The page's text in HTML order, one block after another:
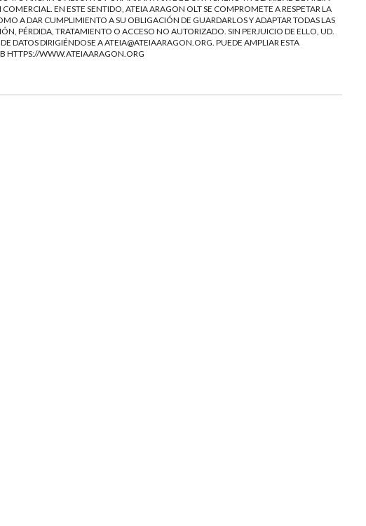
EN ESTE SENTIDO, ATEIA ARAGON OLT SE COMPROMETE A RESPETAR LA
A DAR CUMPLIMIENTO A SU OBLIGACIÓN DE GUARDARLOS Y ADAPTAR TODAS LAS
PÉRDIDA, TRATAMIENTO O ACCESO NO AUTORIZADO. SIN PERJUICIO DE ELLO, UD.
DATOS DIRIGIÉNDOSE AATEIA@ATEIAARAGON.ORG . PUEDE AMPLIAR ESTA
HTTPS://WWW.ATEIAARAGON.ORG